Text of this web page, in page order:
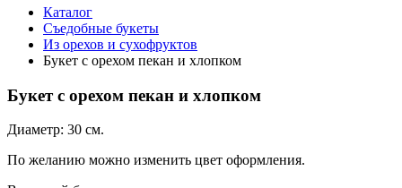
Каталог
Съедобные букеты
Из орехов и сухофруктов
Букет с орехом пекан и хлопком
Букет с орехом пекан и хлопком
Диаметр: 30 см.
По желанию можно изменить цвет оформления.